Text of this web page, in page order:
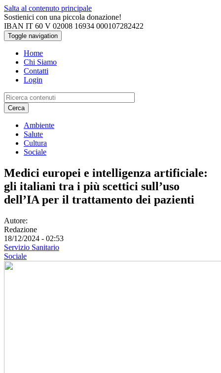
Salta al contenuto principale
Sostienici con una piccola donazione!
IBAN IT 60 V 02008 16934 000107282422
Toggle navigation
Home
Chi Siamo
Contatti
Login
Cerca
Ambiente
Salute
Cultura
Sociale
Medici europei e intelligenza artificiale:
gli italiani tra i più scettici sull’uso
dell’IA per il trattamento dei pazienti
Autore:
Redazione
18/12/2024 - 02:53
Servizio Sanitario
Sociale